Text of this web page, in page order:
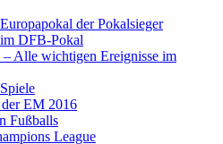
der Pokalsieger
DFB-Pokal
Alle wichtigen Ereignisse im
EM 2016
Fußballs
League